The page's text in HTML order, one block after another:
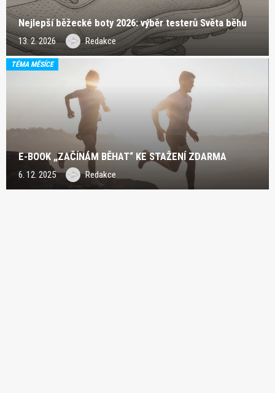
Nejlepší běžecké boty 2026: výběr testerů Světa běhu
13. 2. 2026 Redakce
TÉMA MĚSÍCE
E-BOOK „ZAČÍNÁM BĚHAT“ KE STAŽENÍ ZDARMA
6. 12. 2025 Redakce